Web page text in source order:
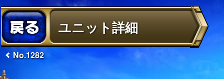
ユニット詳細
No.1282